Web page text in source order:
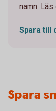
namn.
Spara till
Spara